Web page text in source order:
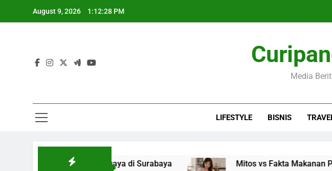
August 9, 2026 1:12:29 PM
Omah
Media
LIFESTYLE BISNIS
Terpercaya di Surabaya Mitos vs Fakta Makanan Pelancar